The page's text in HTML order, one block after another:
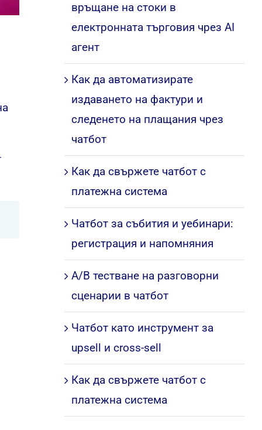
връщане на стоки в
електронната търговия чрез AI
агент
Как да автоматизирате
издаването на фактури и
следенето на плащания чрез
чатбот
Как да свържете чатбот с
платежна система
Чатбот за събития и уебинари:
регистрация и напомняния
A/B тестване на разговорни
сценарии в чатбот
Чатбот като инструмент за
upsell и cross-sell
Как да свържете чатбот с
платежна система